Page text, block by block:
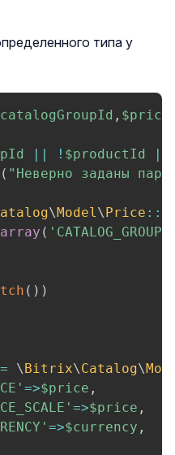
типа у
, $price
|| ! $productId
||
( "Неверно заданы
\Model\Price ::
array (
( ) )
= \Bitrix\Catalog\
=>$price ,
=>$price ,
=>$currency ,